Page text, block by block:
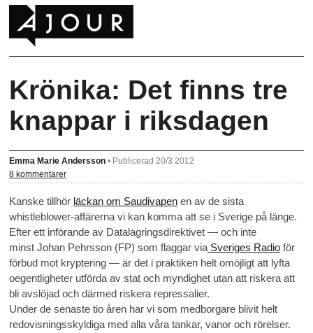
Krönika: Det finns tre
knappar i riksdagen
Emma Marie Andersson • Publicerad 20/3 2012
8 kommentarer
Kanske tillhör läckan om Saudivapen en av de sista
whistleblower-affärerna vi kan komma att se i Sverige på länge.
Efter ett införande av Datalagringsdirektivet — och inte
minst Johan Pehrsson (FP) som flaggar via Sveriges Radio för
förbud mot kryptering — är det i praktiken helt omöjligt att lyfta
oegentligheter utförda av stat och myndighet utan att riskera att
bli avslöjad och därmed riskera repressalier.
Under de senaste tio åren har vi som medborgare blivit helt
redovisningsskyldiga med alla våra tankar, vanor och rörelser.